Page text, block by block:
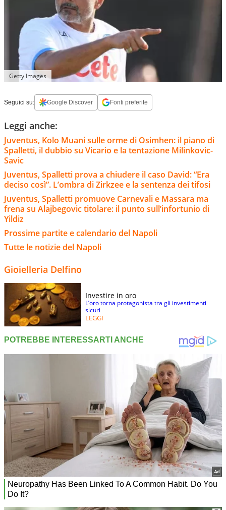
Getty Images
Seguici su: Google Discover Fonti preferite
Leggi anche:
Juventus, Kolo Muani sulle orme di Osimhen: il piano di
Spalletti, il dubbio su Vicario e la tentazione Milinkovic-
Savic
Juventus, Spalletti prova a chiudere il caso David: “Era
deciso così”. L’ombra di Zirkzee e la sentenza dei tifosi
Juventus, Spalletti promuove Carnevali e Massara ma
frena su Alajbegovic titolare: il punto sull’infortunio di
Yildiz
Prossime partite e calendario del Napoli
Tutte le notizie del Napoli
Gioielleria Delfino
Investire in oro
L’oro torna protagonista tra gli investimenti
sicuri
LEGGI